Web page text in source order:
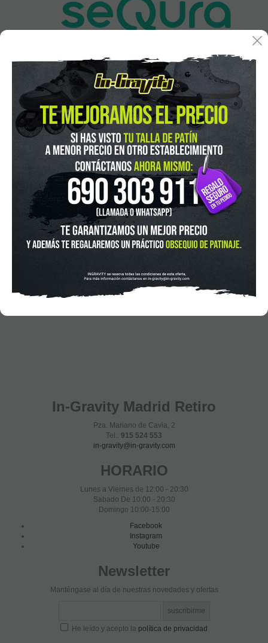
In-Gravity roller&skate shop
In-Gravity Madrid Retiro
Pza. Mariano de Cavia, 2
Tel.: 915 524 553
in-gravity@in-gravity.com
HORARIO
Lunes a Viernes de 12:00 - 20:30
Sabado De 10:00 - 20:30
Domingo 10:00-15:00
Facebook
Instagram
Youtube
Newsletter
Manténgase al día de nuestras novedades y ofertas
He leído y acepto la política de privacidad